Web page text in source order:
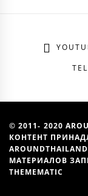
© 2011- 2020
КОНТЕНТ
МАТЕРИАЛОВ
THEMEMATIC